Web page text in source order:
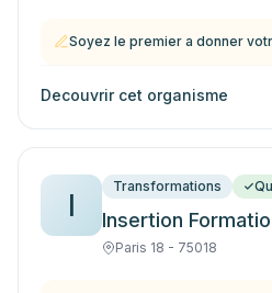
Soyez le premier a donner
Decouvrir cet organisme
I
Transformations
Insertion
Paris 18 - 75018